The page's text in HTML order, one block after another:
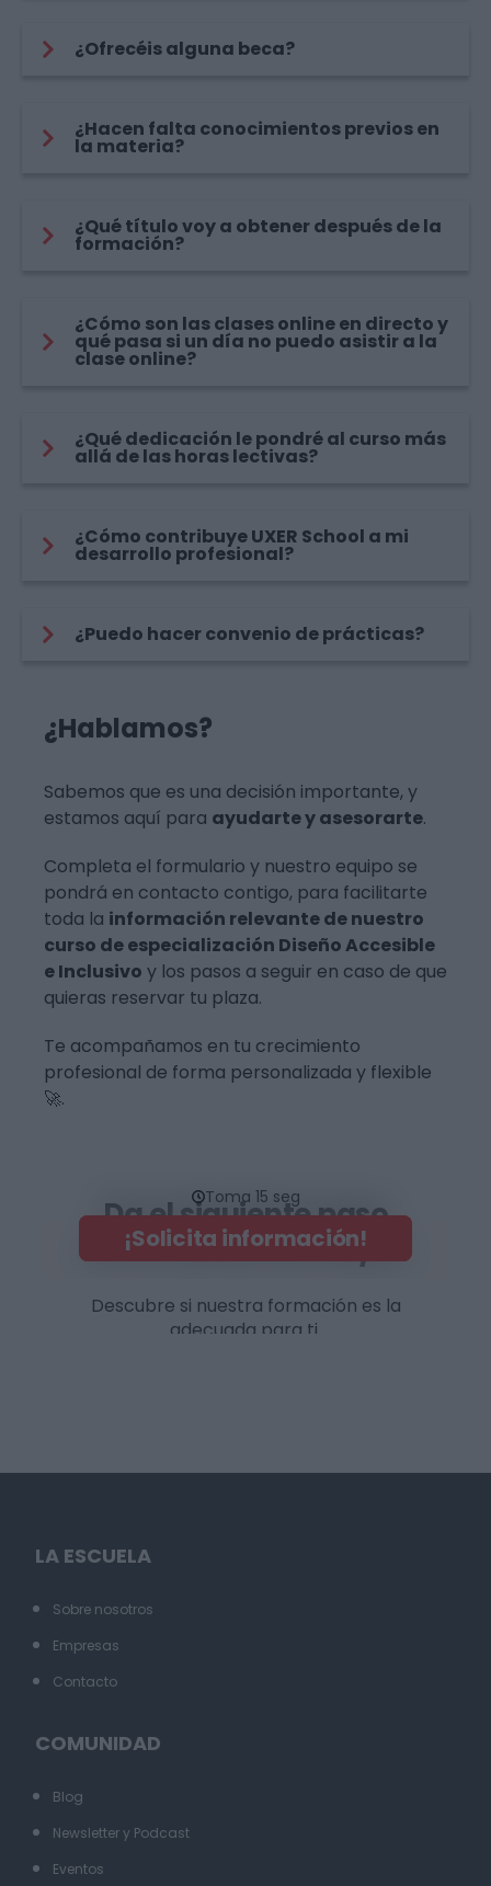
¿Ofrecéis alguna beca?
¿Hacen falta conocimientos previos en
la materia?
¿Qué título voy a obtener después de la
formación?
¿Cómo son las clases online en directo y
qué pasa si un día no puedo asistir a la
clase online?
¿Qué dedicación le pondré al curso más
allá de las horas lectivas?
¿Cómo contribuye UXER School a mi
desarrollo profesional?
¿Puedo hacer convenio de prácticas?
¿Hablamos?
Sabemos que es una decisión importante, y
estamos aquí para ayudarte y asesorarte.
Completa el formulario y nuestro equipo se
pondrá en contacto contigo, para facilitarte
toda la información relevante de nuestro
curso de especialización Diseño Accesible
e Inclusivo y los pasos a seguir en caso de que
quieras reservar tu plaza.
Te acompañamos en tu crecimiento
profesional de forma personalizada y flexible
🚀.
LA ESCUELA
Sobre nosotros
Empresas
Contacto
COMUNIDAD
Blog
Newsletter y Podcast
Eventos